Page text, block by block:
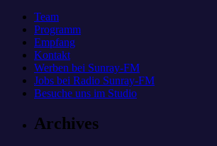
Team
Programm
Empfang
Kontakt
Werben bei Sunray-FM
Jobs bei Radio Sunray-FM
Besuche uns im Studio
Archives